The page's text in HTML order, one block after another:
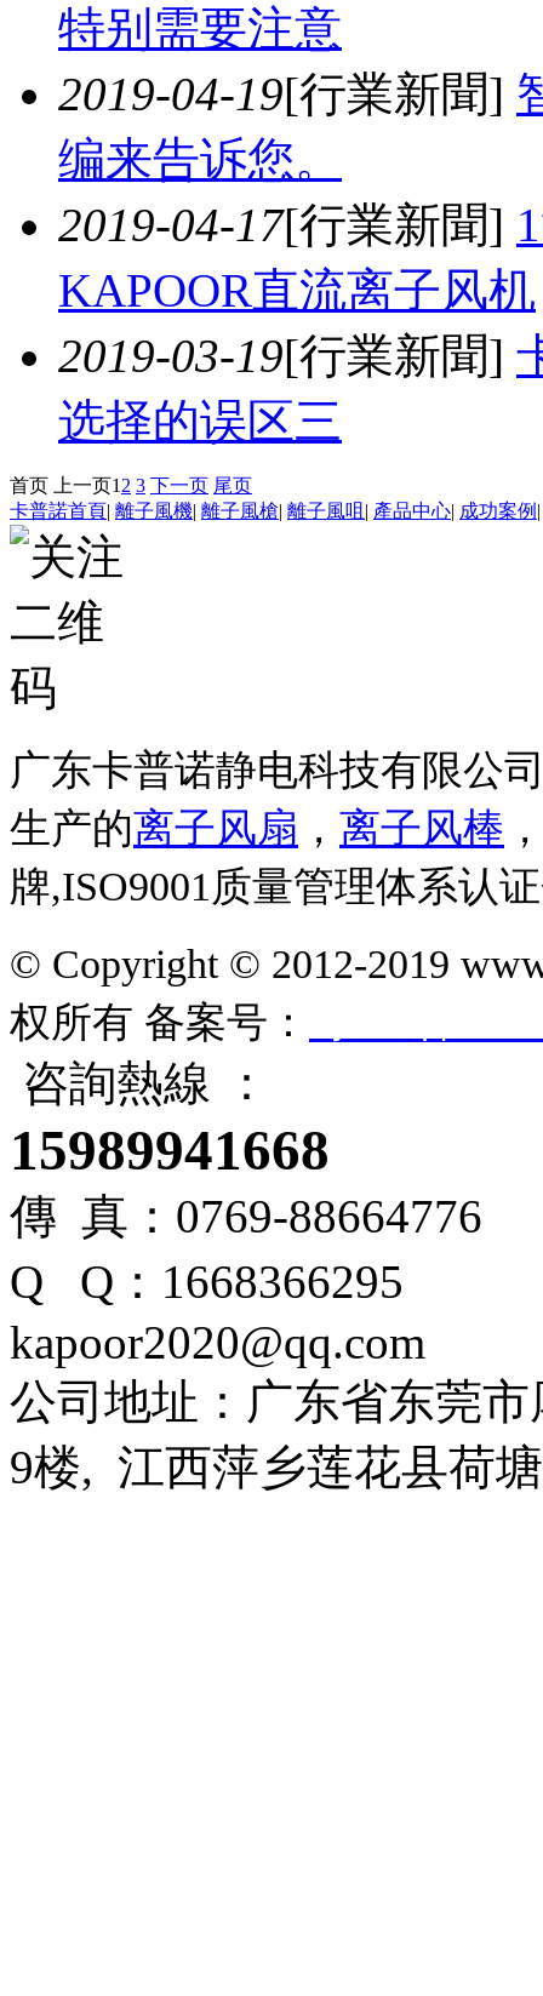
特别需要注意
2019-04-19[行業新聞]
编来告诉您。
2019-04-17[行業新聞]
KAPOOR直流离子风机
2019-03-19[行業新聞]
选择的误区三
首页 上一页1 2 3 下一页 尾页
卡普諾首頁| 離子風機| 離子風槍| 離子風咀 | 產品中心| 成功案例
广东卡普诺静电科技有限公
生产的离子风扇 ， 离子风棒
牌,ISO9001质量管理体系认
© Copyright © 2012-2019
权所有 备案号：
咨詢熱線 ：
15989941668
傳 真：0769-88664776
Q Q：
kapoor2020@qq.com
公司地址：广东省东莞
9楼, 江西萍乡莲花县荷